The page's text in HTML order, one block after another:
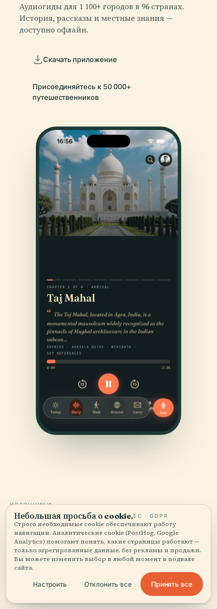
Аудиогиды для 1 100+ городов в 96 странах.
История, рассказы и местные знания —
доступно офлайн.
Скачать приложение
Присоединяйтесь к 50 000+
путешественников
ИСТОЧНИКИ
Проверенои показано.
Исследовано и написано редакцией Audiala по
историческим документам, архитектурным архивам
и местным знаниям.
Последняя проверка: August 2025
Небольшая просьба о cookie.ЕС · GDPR
Строго необходимые cookie обеспечивают работу
навигации. Аналитические cookie (PostHog, Google
Analytics) помогают понять, какие страницы работают —
только агрегированные данные, без рекламы и продажи.
Вы можете изменить выбор в любой момент в подвале
сайта.
Настроить Отклонить все Принять все